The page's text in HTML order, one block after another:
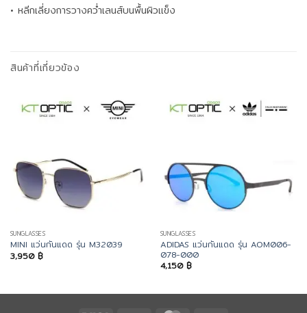
• หลีกเลี่ยงการวางคว่ำเลนส์บนพื้นผิวแข็ง
สินค้าที่เกี่ยวข้อง
SUNGLASSES
MINI แว่นกันแดด รุ่น M32039
3,950 ฿
SUNGLASSES
ADIDAS แว่นกันแดด รุ่น AOM006-
078-000
4,150 ฿